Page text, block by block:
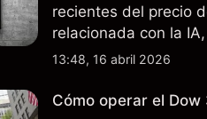
recientes del precio
relacionada con la
incertidumbre en
13:48, 16 abril 2026
Cómo operar el